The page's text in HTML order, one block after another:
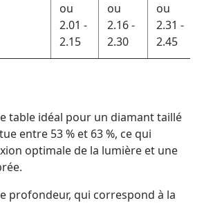
ou
2.01 -
2.15
ou
2.16 -
2.30
ou
2.31 -
2.45
table idéal pour un diamant taillé
entre 53 % et 63 %, ce qui
optimale de la lumière et une
profondeur, qui correspond à la